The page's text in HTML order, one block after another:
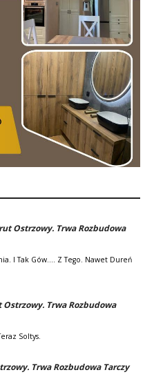
Ostrzowy. Trwa Rozbudowa
I Tak Gów.... Z Tego. Nawet Dureń
Ostrzowy. Trwa Rozbudowa
Soltys.
Trwa Rozbudowa Tarczy